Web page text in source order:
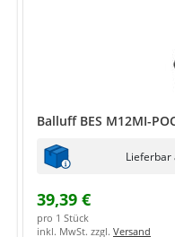
Balluff BES M12MI-
Lieferbar
39,39 €
pro 1 Stück
inkl. MwSt. zzgl. Versand